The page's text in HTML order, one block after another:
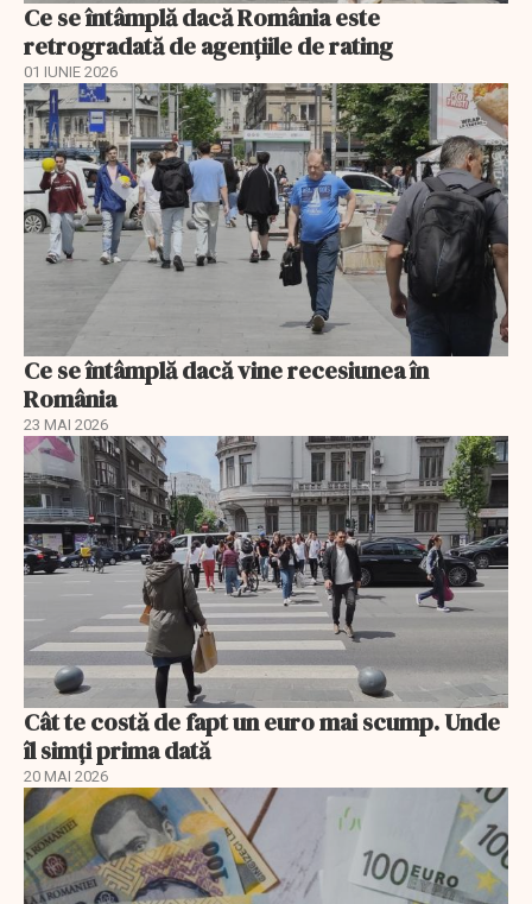
Ce se întâmplă dacă România este
retrogradată de agențiile de rating
01 IUNIE 2026
Ce se întâmplă dacă vine recesiunea în
România
23 MAI 2026
Cât te costă de fapt un euro mai scump. Unde
îl simți prima dată
20 MAI 2026